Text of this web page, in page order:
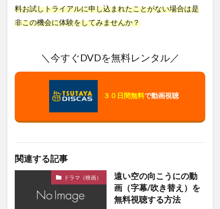
料お試しトライアルに申し込まれたことがない場合は是
非この機会に体験をしてみませんか？
＼今すぐDVDを無料レンタル／
３０日間無料で動画視聴
関連する記事
ドラマ（映画）
遠い空の向こうにの動
画（字幕/吹き替え）を
無料視聴する方法